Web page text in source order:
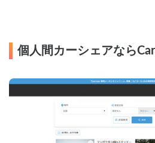
個人間カーシェアなら